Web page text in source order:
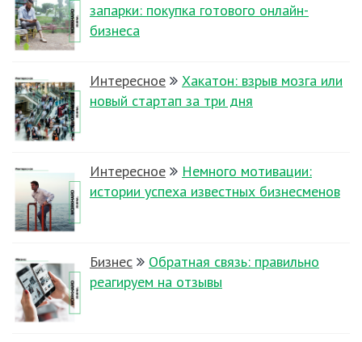
запарки: покупка готового онлайн-
бизнеса
Интересное
Хакатон: взрыв мозга или
новый стартап за три дня
Интересное
Немного мотивации:
истории успеха известных бизнесменов
Бизнес
Обратная связь: правильно
реагируем на отзывы